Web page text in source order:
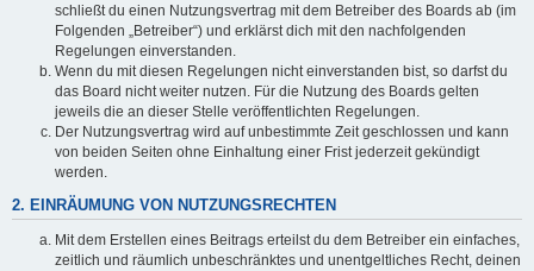
schließt du einen Nutzungsvertrag mit dem Betreiber des Boards ab (im
Folgenden „Betreiber“) und erklärst dich mit den nachfolgenden
Regelungen einverstanden.
Wenn du mit diesen Regelungen nicht einverstanden bist, so darfst du
das Board nicht weiter nutzen. Für die Nutzung des Boards gelten
jeweils die an dieser Stelle veröffentlichten Regelungen.
Der Nutzungsvertrag wird auf unbestimmte Zeit geschlossen und kann
von beiden Seiten ohne Einhaltung einer Frist jederzeit gekündigt
werden.
2. EINRÄUMUNG VON NUTZUNGSRECHTEN
Mit dem Erstellen eines Beitrags erteilst du dem Betreiber ein einfaches,
zeitlich und räumlich unbeschränktes und unentgeltliches Recht, deinen